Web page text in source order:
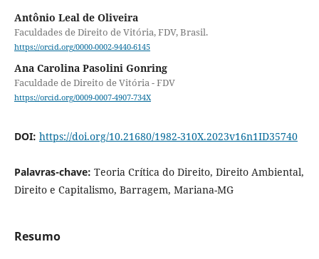
Antônio Leal de Oliveira
Faculdades de Direito de Vitória, FDV, Brasil.
https://orcid.org/0000-0002-9440-6145
Ana Carolina Pasolini Gonring
Faculdade de Direito de Vitória - FDV
https://orcid.org/0009-0007-4907-734X
DOI: https://doi.org/10.21680/1982-310X.2023v16n1ID35740
Palavras-chave: Teoria Crítica do Direito, Direito Ambiental,
Direito e Capitalismo, Barragem, Mariana-MG
Resumo